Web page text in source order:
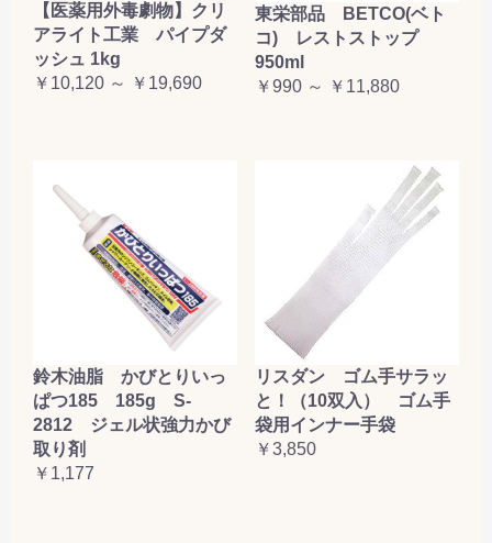
【医薬用外毒劇物】クリ
アライト工業 パイプダ
ッシュ 1kg
￥10,120 ～ ￥19,690
東栄部品 BETCO(ベト
コ) レストストップ
950ml
￥990 ～ ￥11,880
鈴木油脂 かびとりいっ
ぱつ185 185g S-
2812 ジェル状強力かび
取り剤
￥1,177
リスダン ゴム手サラッ
と！（10双入） ゴム手
袋用インナー手袋
￥3,850